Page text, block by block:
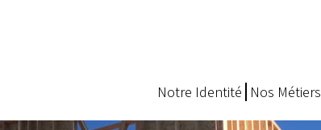
Notre Identité Nos Métiers